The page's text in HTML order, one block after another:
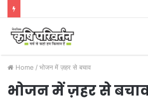
Home / भोजन में ज़हर से बचाव
भोजन में ज़हर से